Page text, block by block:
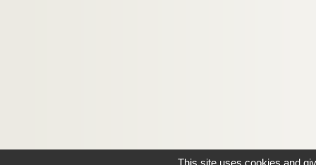
This site uses cookies and